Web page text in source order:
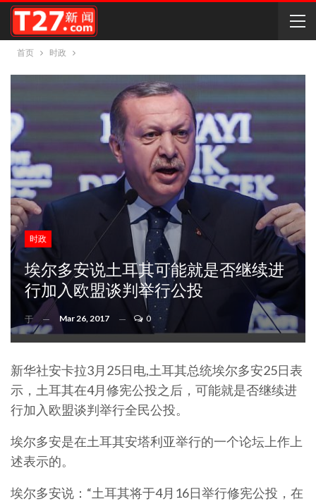
首页 时政
时政
埃尔多安说土耳其可能就是否继续进
行加入欧盟谈判举行公投
于 Mar 26, 2017 0
新华社安卡拉3月25日电,土耳其总统埃尔多安25日表
示，土耳其在4月修宪公投之后，可能就是否继续进
行加入欧盟谈判举行全民公投。
埃尔多安是在土耳其安塔利亚举行的一个论坛上作上
述表示的。
埃尔多安说：“土耳其将于4月16日举行修宪公投，在